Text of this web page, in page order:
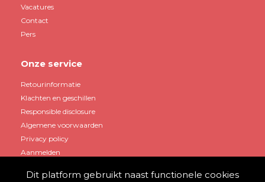
Vacatures
Contact
Pers
Onze service
Retourinformatie
Klachten en geschillen
Responsible disclosure
Algemene voorwaarden
Privacy policy
Aanmelden
Dit platform gebruikt naast functionele cookies